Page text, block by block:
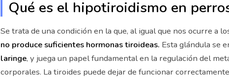
Qué es el hipotiroidismo en
Se trata de una condición en la que, al igual que nos ocurre a
no produce suficientes hormonas tiroideas. Esta glándula se
laringe, y juega un papel fundamental en la regulación del
corporales. La tiroides puede dejar de funcionar